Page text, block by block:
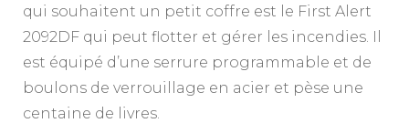
qui souhaitent un petit coffre est le First Alert
2092DF qui peut flotter et gérer les incendies. Il
est équipé d’une serrure programmable et de
boulons de verrouillage en acier et pèse une
centaine de livres.